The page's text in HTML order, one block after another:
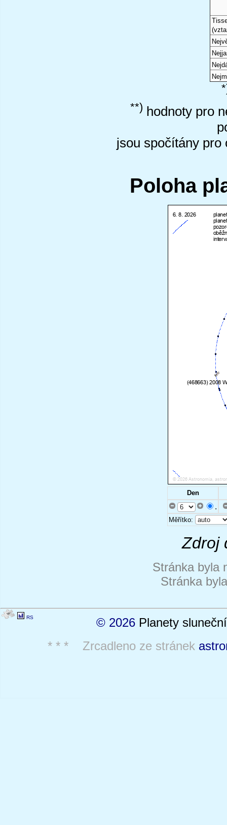
**) hodnoty pro
jsou spočítány pro
Poloha
Den
.
Měřítko:
Zdroj
Stránka byla
Stránka
RS © 2026 Planety
* * * Zrcadleno ze stránek